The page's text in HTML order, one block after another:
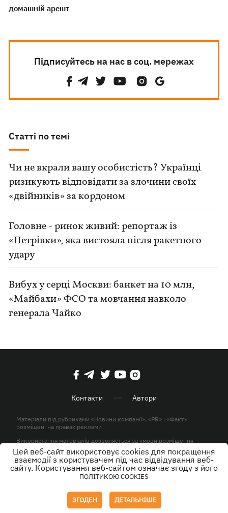
домашній арешт
Підписуйтесь на нас в соц. мережах
Статті по темі
Чи не вкрали вашу особистість? Українці
ризикують відповідати за злочини своїх
«двійників» за кордоном
Головне - ринок живий: репортаж із
«Петрівки», яка вистояла після ракетного
удару
Вибух у серці Москви: банкет на 10 млн,
«Майбахи» ФСО та мовчання навколо
генерала Чайко
Контакти Автори
Матеріали під рубриками «Новини компанії», «PR» і «Факт»
розміщені на правах реклами
Використання матеріалів дозволяється за умови розміщення
активного гіперпосилання на KP.UA в першому абзаці.
© ТОВ «ЮЛАВ МЕДІА» 2026. Всі права захищені.
Цей веб-сайт використовує cookies для покращення
взаємодії з користувачем під час відвідування веб-
сайту. Користування веб-сайтом означає згоду з його
ПОЛІТИКОЮ COOKIES
ЗГОДЕН ДЕТАЛЬНІШЕ